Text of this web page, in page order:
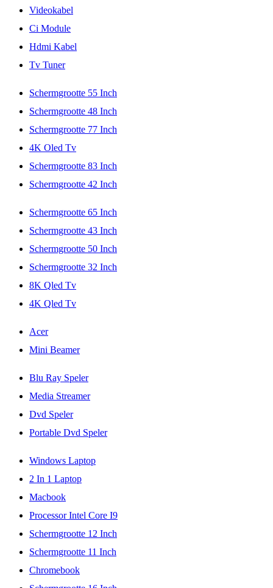
Videokabel
Ci Module
Hdmi Kabel
Tv Tuner
Schermgrootte 55 Inch
Schermgrootte 48 Inch
Schermgrootte 77 Inch
4K Oled Tv
Schermgrootte 83 Inch
Schermgrootte 42 Inch
Schermgrootte 65 Inch
Schermgrootte 43 Inch
Schermgrootte 50 Inch
Schermgrootte 32 Inch
8K Qled Tv
4K Qled Tv
Acer
Mini Beamer
Blu Ray Speler
Media Streamer
Dvd Speler
Portable Dvd Speler
Windows Laptop
2 In 1 Laptop
Macbook
Processor Intel Core I9
Schermgrootte 12 Inch
Schermgrootte 11 Inch
Chromebook